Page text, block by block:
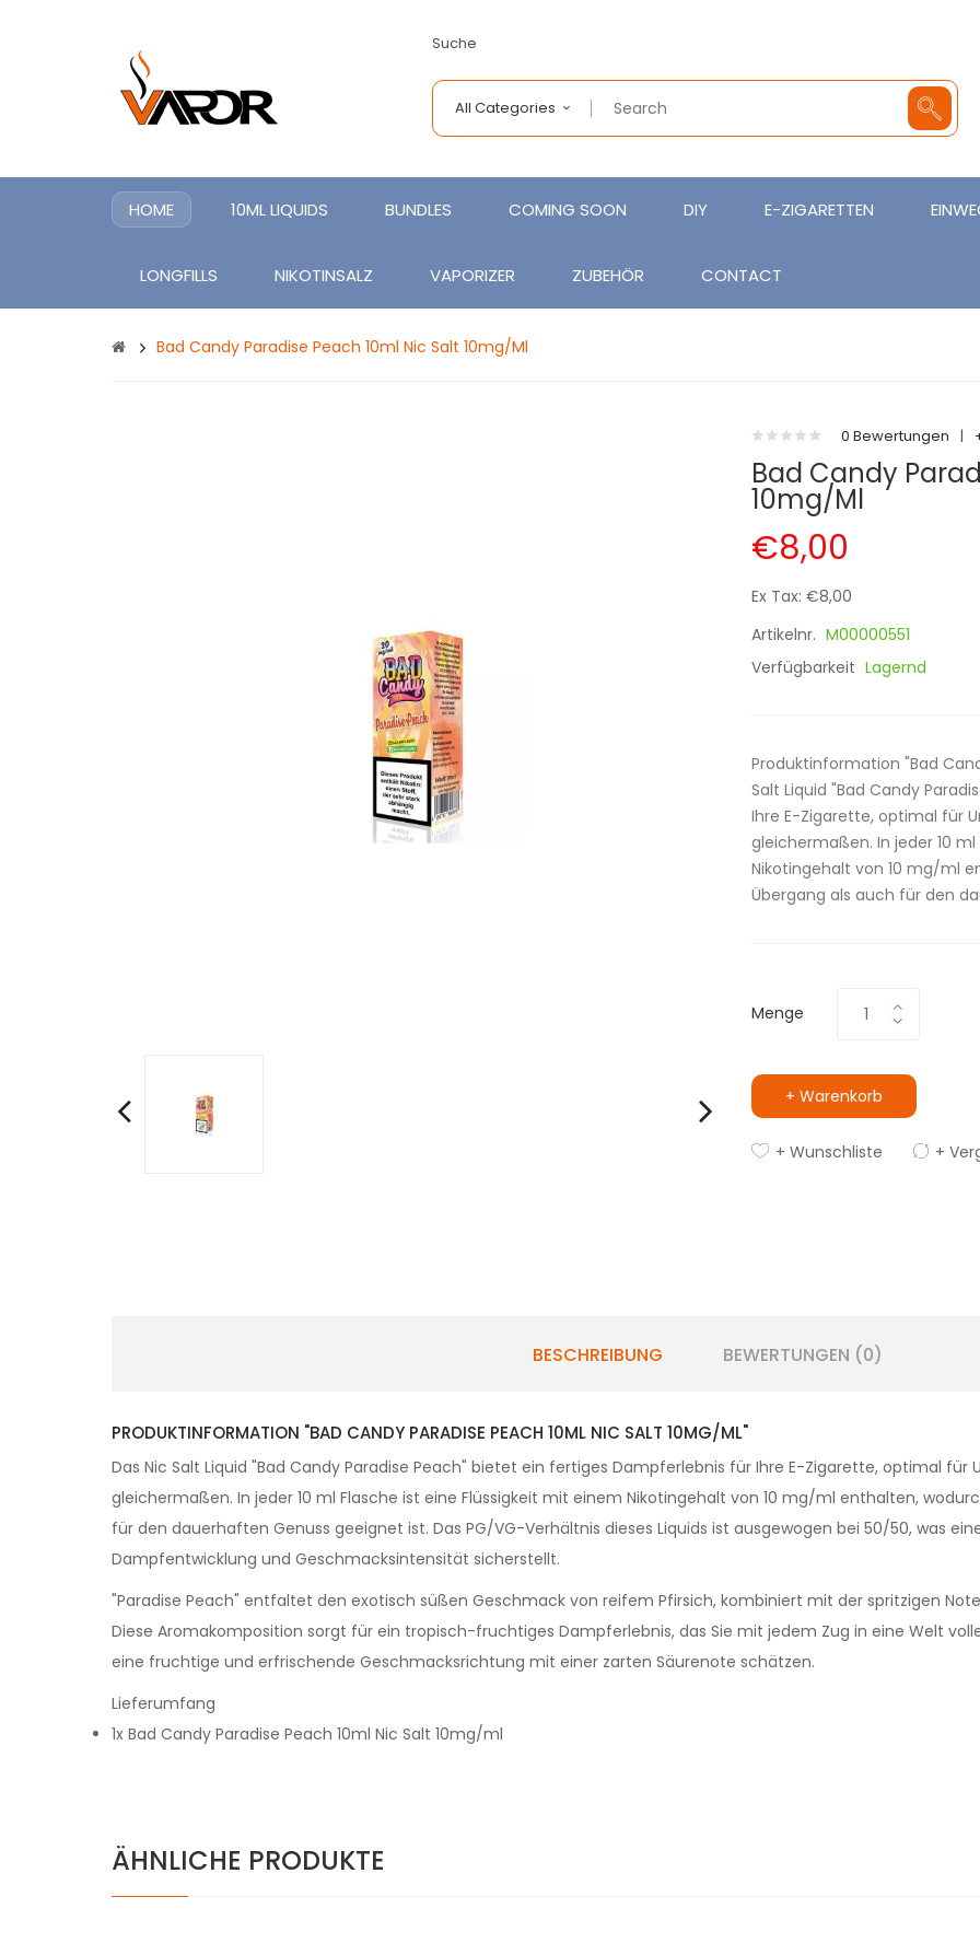
Suche
All Categories
HOME 10ML LIQUIDS BUNDLES COMING SOON DIY E-ZIGARETTEN
LONGFILLS NIKOTINSALZ VAPORIZER ZUBEHÖR CONTACT
Bad Candy Paradise Peach 10ml Nic Salt 10mg/ml
0 Bewertungen |
Bad Candy
10mg/ml
€8,00
Ex Tax: €8,00
Artikelnr. M00000551
Verfügbarkeit Lagernd
Produktinformation "Bad
Salt Liquid "Bad Candy
Ihre E-Zigarette, optimal für
gleichermaßen. In jeder 10
Nikotingehalt von 10 mg/ml
Übergang als auch für den
Menge
+ Warenkorb
+ Wunschliste +
BESCHREIBUNG BEWERTUNGEN (0)
PRODUKTINFORMATION "BAD CANDY PARADISE PEACH 10ML NIC SALT 10MG/ML"
Das Nic Salt Liquid "Bad Candy Paradise Peach" bietet ein fertiges Dampferlebnis für Ihre E-Zigarette, optimal
gleichermaßen. In jeder 10 ml Flasche ist eine Flüssigkeit mit einem Nikotingehalt von 10 mg/ml enthalten,
für den dauerhaften Genuss geeignet ist. Das PG/VG-Verhältnis dieses Liquids ist ausgewogen bei 50/50, was
Dampfentwicklung und Geschmacksintensität sicherstellt.
"Paradise Peach" entfaltet den exotisch süßen Geschmack von reifem Pfirsich, kombiniert mit der spritzigen
Diese Aromakomposition sorgt für ein tropisch-fruchtiges Dampferlebnis, das Sie mit jedem Zug in eine Welt
eine fruchtige und erfrischende Geschmacksrichtung mit einer zarten Säurenote schätzen.
Lieferumfang
1x Bad Candy Paradise Peach 10ml Nic Salt 10mg/ml
ÄHNLICHE PRODUKTE